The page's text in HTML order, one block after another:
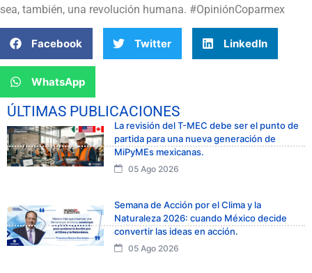
sea, también, una revolución humana. #OpiniónCoparmex
Facebook Twitter LinkedIn
WhatsApp
ÚLTIMAS PUBLICACIONES
La revisión del T-MEC debe ser el punto de
partida para una nueva generación de
MiPyMEs mexicanas.
05 Ago 2026
Semana de Acción por el Clima y la
Naturaleza 2026: cuando México decide
convertir las ideas en acción.
05 Ago 2026